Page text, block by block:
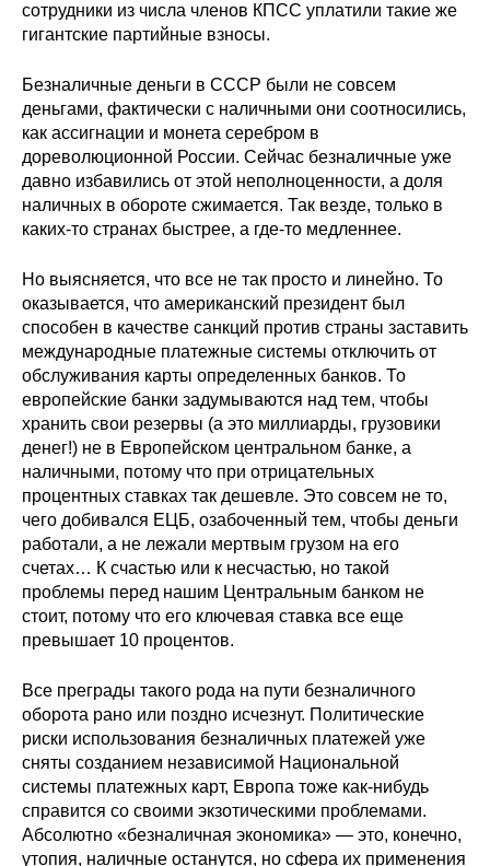
Общие требования
Научные труды
Выпуски
Редакционная этика
Информация для авторов
Общие требования
Стандарты оформления
Семинары
Энергетический семинар
Российско-французский семинар
ЦДУ
Отрасли и регионы
Ученый совет
Материалы
сотрудники из числа членов КПСС уплатили такие же
гигантские партийные взносы.
Безналичные деньги в СССР были не совсем
деньгами, фактически с наличными они соотносились,
как ассигнации и монета серебром в
дореволюционной России. Сейчас безналичные уже
давно избавились от этой неполноценности, а доля
наличных в обороте сжимается. Так везде, только в
каких-то странах быстрее, а где-то медленнее.
Но выясняется, что все не так просто и линейно. То
оказывается, что американский президент был
способен в качестве санкций против страны заставить
международные платежные системы отключить от
обслуживания карты определенных банков. То
европейские банки задумываются над тем, чтобы
хранить свои резервы (а это миллиарды, грузовики
денег!) не в Европейском центральном банке, а
наличными, потому что при отрицательных
процентных ставках так дешевле. Это совсем не то,
чего добивался ЕЦБ, озабоченный тем, чтобы деньги
работали, а не лежали мертвым грузом на его
счетах… К счастью или к несчастью, но такой
проблемы перед нашим Центральным банком не
стоит, потому что его ключевая ставка все еще
превышает 10 процентов.
Все преграды такого рода на пути безналичного
оборота рано или поздно исчезнут. Политические
риски использования безналичных платежей уже
сняты созданием независимой Национальной
системы платежных карт, Европа тоже как-нибудь
справится со своими экзотическими проблемами.
Абсолютно «безналичная экономика» — это, конечно,
утопия, наличные останутся, но сфера их применения